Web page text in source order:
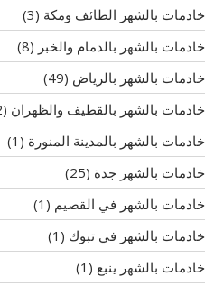
خادمات بالشهر الطائف ومكة (3)
خادمات بالشهر بالدمام والخبر (8)
خادمات بالشهر بالرياض (49)
خادمات بالشهر بالقطيف والظهران (2)
خادمات بالشهر بالمدينة المنورة (1)
خادمات بالشهر جدة (25)
خادمات بالشهر في القصيم (1)
خادمات بالشهر في تبوك (1)
خادمات بالشهر ينبع (1)